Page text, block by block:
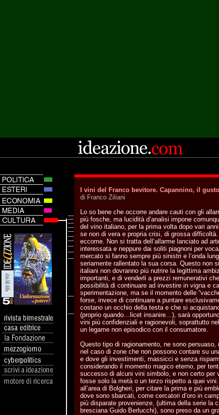
I vini del Franco bevitore. Capannino, il
di Franco Ziliani
Lo so bene che occorre andare cauti con gli
più fosche, ma lucidità d’analisi impone
del vino italiano, per la prima volta dopo vari
se non di vera e propria crisi, di grossa
eccome. Non si tratta dell’allarme lanciato ad
interessata e neppure dai soliti piagnoni per
mercato si fanno sempre più sinistri e l’onda
seriamente rallentato la sua corsa. Questo non
italiani non dovranno più nutrire la legittima
importanti, e di venderli a prezzi remunerativi
possibilità di continuare ad investire in vigna e
sperimentazione, ma se il momento delle
forse, invece di continuare a puntare
costano un occhio della testa e che si
(proprio quando…licet insanire…), sarà
vini più confidenziali e ragionevoli, soprattutto
un legame non episodico con il consumatore.
Questo tipo di ragionamento, ne sono
nel caso di zone che non possono contare su
e dove gli investimenti, massicci e senza
considerando il momento magico eterno, per
successo di alcuni vini simbolo, e non certo per
fosse solo la metà o un terzo rispetto a quei
all’area di Bolgheri, per citare la prima e più
dove sono sbarcati, come cercatori d’oro in
più disparate provenienze, (ultima della serie la
bresciana Guido Berlucchi), sono preso da un